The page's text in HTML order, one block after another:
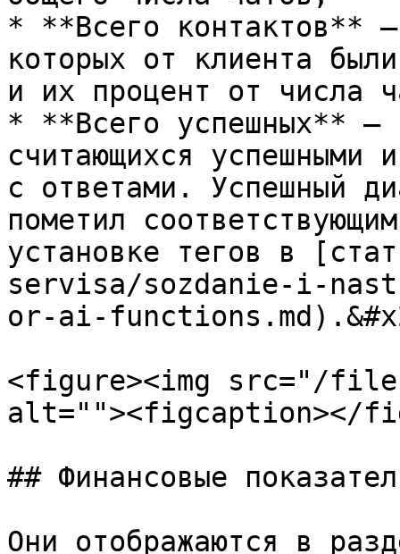
* **Всего контактов**
которых от клиента
и их процент от числа
* **Всего успешных** —
считающихся успешными
с ответами. Успешный
пометил
установке тегов в
servisa/sozdanie-i-
or-ai-
<figure><img src="/files/
alt=""><figcaption></
## Финансовые
Они отображаются в